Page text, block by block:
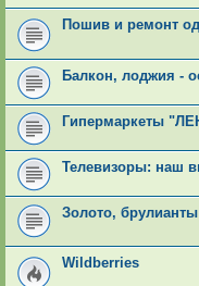
Пошив и ремонт
Балкон, лоджия -
Гипермаркеты
Телевизоры: наш
Золото,
Wildberries